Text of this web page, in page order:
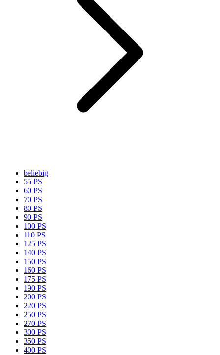
beliebig
55 PS
60 PS
70 PS
80 PS
90 PS
100 PS
110 PS
125 PS
140 PS
150 PS
160 PS
175 PS
190 PS
200 PS
220 PS
250 PS
270 PS
300 PS
350 PS
400 PS